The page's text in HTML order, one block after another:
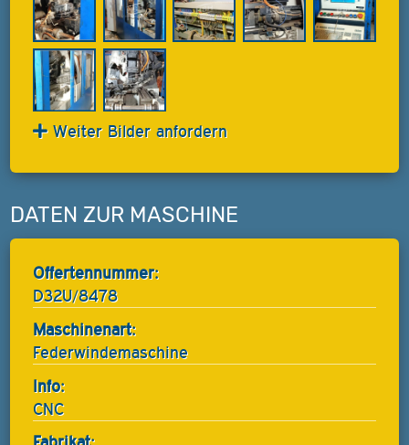
Weiter Bilder anfordern
DATEN ZUR MASCHINE
Offertennummer:
D32U/8478
Maschinenart:
Federwindemaschine
Info:
CNC